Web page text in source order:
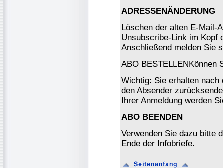
ADRESSENÄNDERUNG
Löschen der alten E-Mail-
Unsubscribe-Link im Kopf
Anschließend melden Sie
ABO BESTELLENKönnen
Wichtig: Sie erhalten nach
den Absender
Ihrer Anmeldung werden
ABO BEENDEN
Verwenden Sie dazu bitte
Ende der Infobriefe.